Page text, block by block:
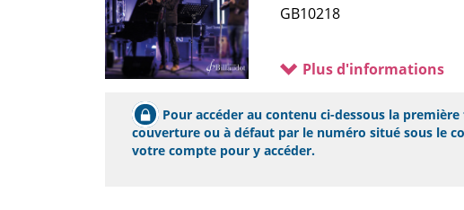
GB10218
Plus d'informations
Pour accéder au contenu ci-dessous la
couverture ou à défaut par le numéro situé sous le
votre compte pour y accéder.